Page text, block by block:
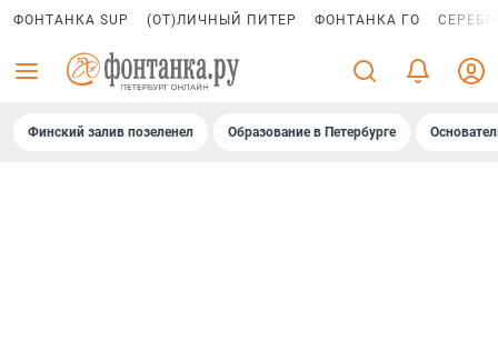
ФОНТАНКА SUP (ОТ)ЛИЧНЫЙ ПИТЕР ФОНТАНКА ГО
Финский залив позеленел Образование в Петербурге